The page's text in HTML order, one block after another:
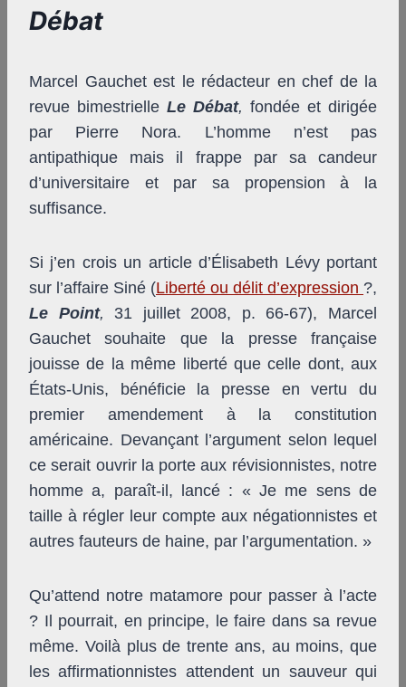
Débat
Marcel Gauchet est le rédacteur en chef de la
revue bimestrielle Le Débat, fondée et dirigée
par Pierre Nora. L’homme n’est pas
antipathique mais il frappe par sa candeur
d’universitaire et par sa propension à la
suffisance.
Si j’en crois un article d’Élisabeth Lévy portant
sur l’affaire Siné (Liberté ou délit d’expression ?,
Le Point, 31 juillet 2008, p. 66-67), Marcel
Gauchet souhaite que la presse française
jouisse de la même liberté que celle dont, aux
États-Unis, bénéficie la presse en vertu du
premier amendement à la constitution
américaine. Devançant l’argument selon lequel
ce serait ouvrir la porte aux révisionnistes, notre
homme a, paraît-il, lancé : « Je me sens de
taille à régler leur compte aux négationnistes et
autres fauteurs de haine, par l’argumentation. »
Qu’attend notre matamore pour passer à l’acte
? Il pourrait, en principe, le faire dans sa revue
même. Voilà plus de trente ans, au moins, que
les affirmationnistes attendent un sauveur qui